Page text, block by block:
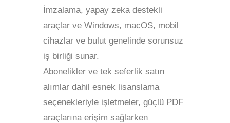
İmzalama, yapay zeka destekli
araçlar ve Windows, macOS, mobil
cihazlar ve bulut genelinde sorunsuz
iş birliği sunar.
Abonelikler ve tek seferlik satın
alımlar dahil esnek lisanslama
seçenekleriyle işletmeler, güçlü PDF
araçlarına erişim sağlarken